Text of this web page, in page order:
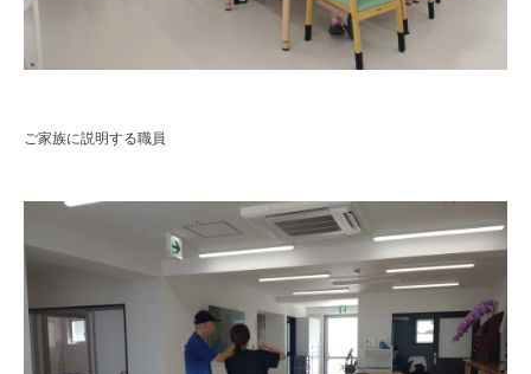
ご家族に説明する職員